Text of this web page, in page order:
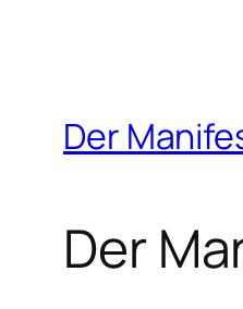
Der
Der